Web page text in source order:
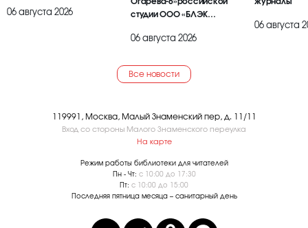
06 августа 2026
студии ООО «БЛЭК
06 августа 2026
06 августа
Все новости
119991, Москва, Малый Знаменский пер, д. 11/11
Вход со стороны Малого Знаменского переулка
На карте
Режим работы библиотеки для читателей
Пн - Чт: с 10:00 до 17:30
Пт: с 10:00 до 15:00
Последняя пятница месяца – санитарный день